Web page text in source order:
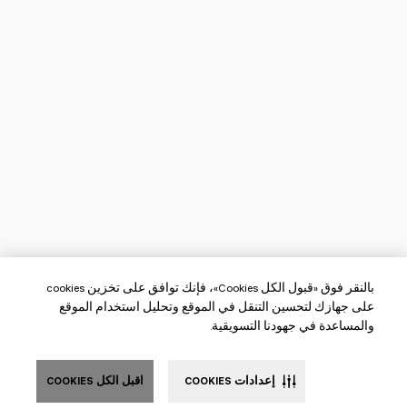
بالنقر فوق «قبول الكل Cookies»، فإنك توافق على تخزين cookies
على جهازك لتحسين التنقل في الموقع وتحليل استخدام الموقع
والمساعدة في جهودنا التسويقية.
اقبل الكل COOKIES إعدادات COOKIES